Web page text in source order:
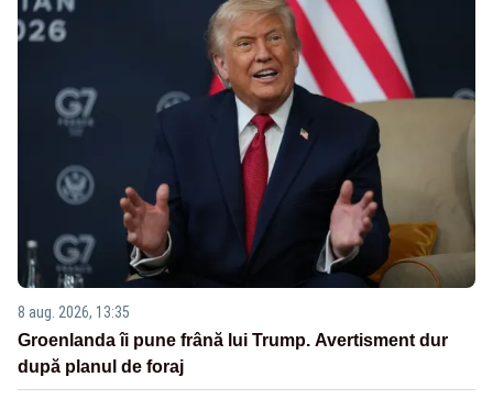
8 aug. 2026, 13:35
Groenlanda îi pune frână lui Trump. Avertisment dur
după planul de foraj